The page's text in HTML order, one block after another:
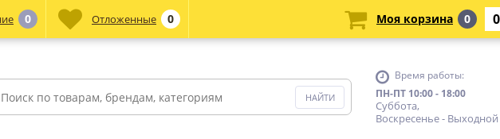
Время работы:
ПН-ПТ 10:00 - 18:00
Суббота,
Воскресенье - Выходной
0 Отложенные 0 Моя корзина 0 0